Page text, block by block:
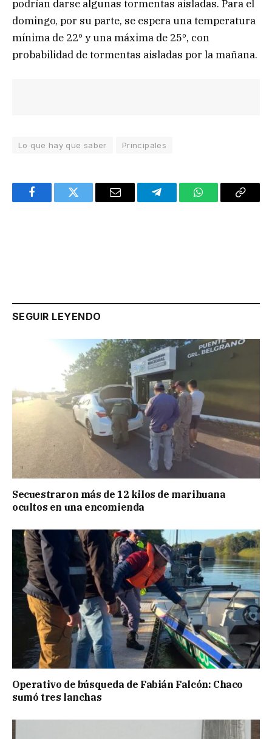
podrían darse algunas tormentas aisladas. Para el
domingo, por su parte, se espera una temperatura
mínima de 22º y una máxima de 25º, con
probabilidad de tormentas aisladas por la mañana.
Lo que hay que saber Principales
FacebookTwitter Email TelegramWhatsAppCopy
SEGUIR LEYENDO
Secuestraron más de 12 kilos de marihuana
ocultos en una encomienda
Operativo de búsqueda de Fabián Falcón: Chaco
sumó tres lanchas